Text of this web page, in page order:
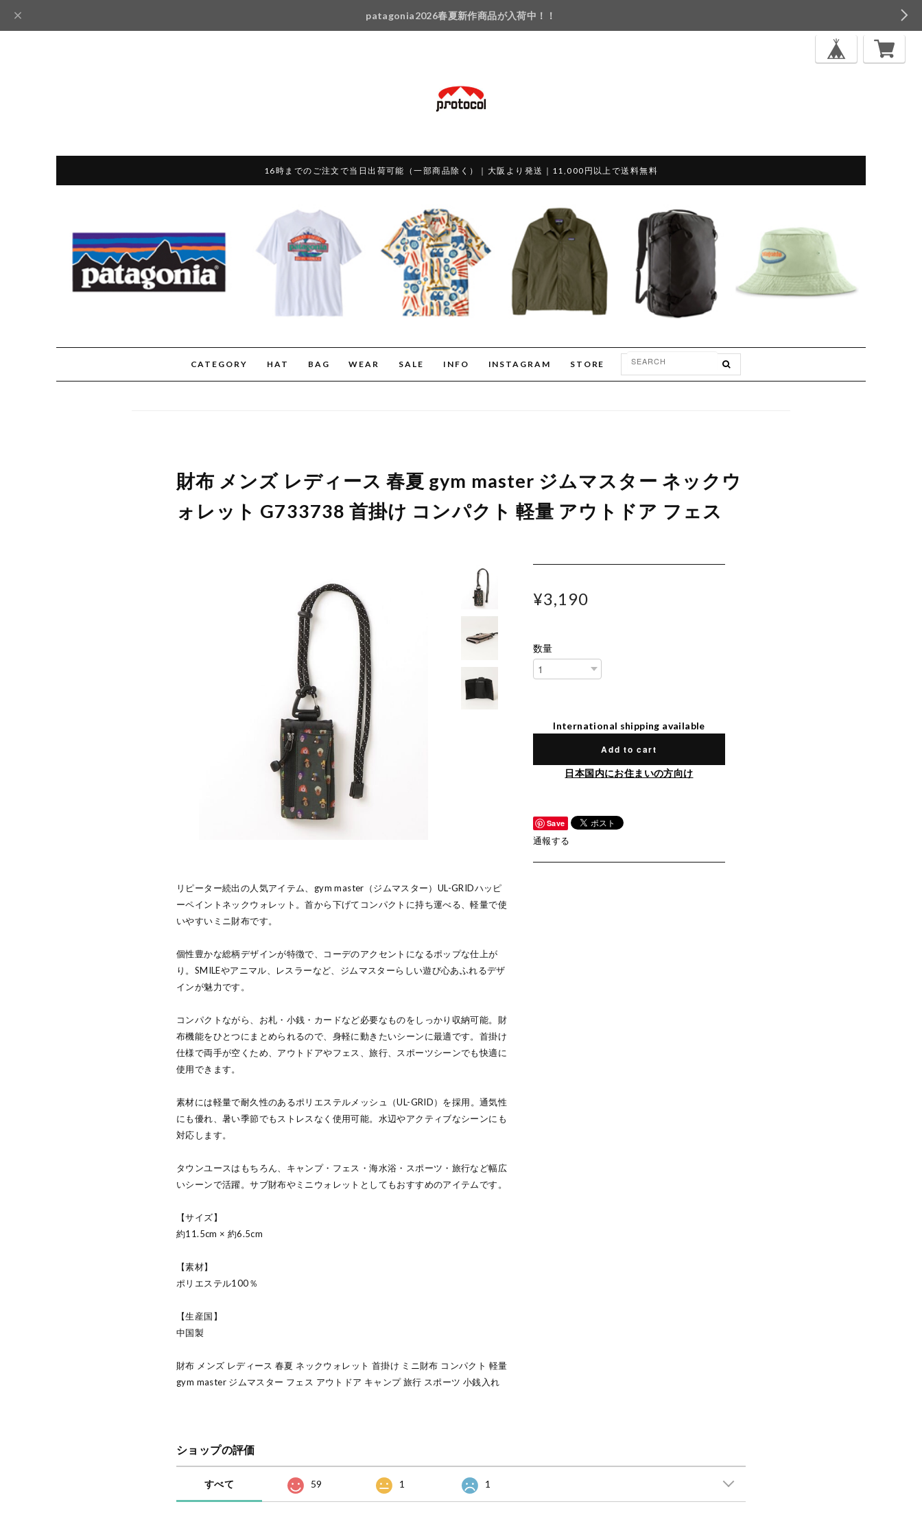
patagonia2026春夏新作商品が入荷中！！
16時までのご注文で当日出荷可能（一部商品除く）｜大阪より発送｜11,000円以上で送料無料
CATEGORY HAT BAG WEAR SALE INFO INSTAGRAM STORE
財布 メンズ レディース 春夏 gym master ジムマスター ネックウ
ォレット G733738 首掛け コンパクト 軽量 アウトドア フェス
リピーター続出の人気アイテム、gym master（ジムマスター）UL-GRIDハッピ
ーペイントネックウォレット。首から下げてコンパクトに持ち運べる、軽量で使
いやすいミニ財布です。
個性豊かな総柄デザインが特徴で、コーデのアクセントになるポップな仕上が
り。SMILEやアニマル、レスラーなど、ジムマスターらしい遊び心あふれるデザ
インが魅力です。
コンパクトながら、お札・小銭・カードなど必要なものをしっかり収納可能。財
布機能をひとつにまとめられるので、身軽に動きたいシーンに最適です。首掛け
仕様で両手が空くため、アウトドアやフェス、旅行、スポーツシーンでも快適に
使用できます。
素材には軽量で耐久性のあるポリエステルメッシュ（UL-GRID）を採用。通気性
にも優れ、暑い季節でもストレスなく使用可能。水辺やアクティブなシーンにも
対応します。
タウンユースはもちろん、キャンプ・フェス・海水浴・スポーツ・旅行など幅広
いシーンで活躍。サブ財布やミニウォレットとしてもおすすめのアイテムです。
【サイズ】
約11.5cm × 約6.5cm
【素材】
ポリエステル100％
【生産国】
中国製
財布 メンズ レディース 春夏 ネックウォレット 首掛け ミニ財布 コンパクト 軽量
gym master ジムマスター フェス アウトドア キャンプ 旅行 スポーツ 小銭入れ
¥3,190
数量
International shipping available
Add to cart
日本国内にお住まいの方向け
Save
通報する
ショップの評価
すべて 59 1 1